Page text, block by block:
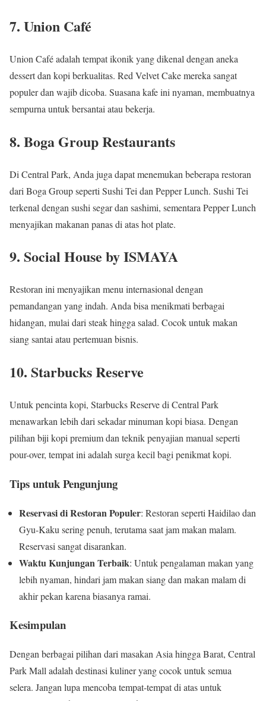
7. Union Café
Union Café adalah tempat ikonik yang dikenal dengan aneka
dessert dan kopi berkualitas. Red Velvet Cake mereka sangat
populer dan wajib dicoba. Suasana kafe ini nyaman, membuatnya
sempurna untuk bersantai atau bekerja.
8. Boga Group Restaurants
Di Central Park, Anda juga dapat menemukan beberapa restoran
dari Boga Group seperti Sushi Tei dan Pepper Lunch. Sushi Tei
terkenal dengan sushi segar dan sashimi, sementara Pepper Lunch
menyajikan makanan panas di atas hot plate.
9. Social House by ISMAYA
Restoran ini menyajikan menu internasional dengan
pemandangan yang indah. Anda bisa menikmati berbagai
hidangan, mulai dari steak hingga salad. Cocok untuk makan
siang santai atau pertemuan bisnis.
10. Starbucks Reserve
Untuk pencinta kopi, Starbucks Reserve di Central Park
menawarkan lebih dari sekadar minuman kopi biasa. Dengan
pilihan biji kopi premium dan teknik penyajian manual seperti
pour-over, tempat ini adalah surga kecil bagi penikmat kopi.
Tips untuk Pengunjung
Reservasi di Restoran Populer: Restoran seperti Haidilao dan
Gyu-Kaku sering penuh, terutama saat jam makan malam.
Reservasi sangat disarankan.
Waktu Kunjungan Terbaik: Untuk pengalaman makan yang
lebih nyaman, hindari jam makan siang dan makan malam di
akhir pekan karena biasanya ramai.
Kesimpulan
Dengan berbagai pilihan dari masakan Asia hingga Barat, Central
Park Mall adalah destinasi kuliner yang cocok untuk semua
selera. Jangan lupa mencoba tempat-tempat di atas untuk